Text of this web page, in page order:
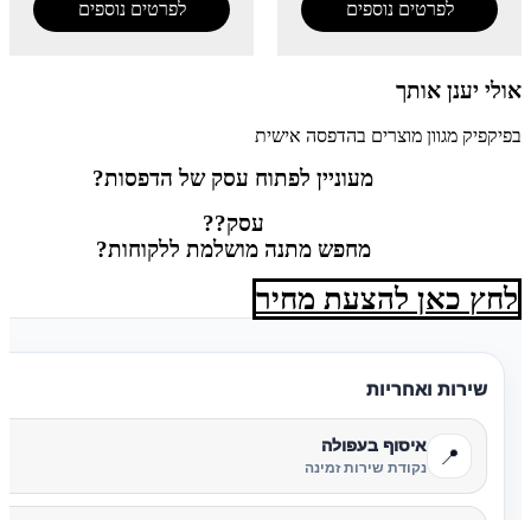
לפרטים נוספים לפרטים נוספים
אולי יענן אותך
בפיקפיק מגוון מוצרים בהדפסה אישית
מעוניין לפתוח עסק של הדפסות?
עסק??
מחפש מתנה מושלמת ללקוחות?
לחץ כאן להצעת מחיר
שירות ואחריות
📍 איסוף בעפולה
נקודת שירות זמינה